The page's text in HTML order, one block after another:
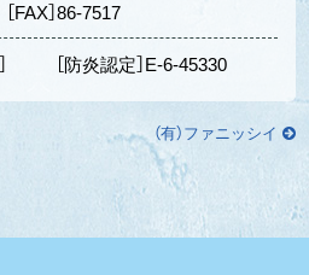
［FAX］86-7517
［防炎認定］E-6-45330
（有）ファニッシイ